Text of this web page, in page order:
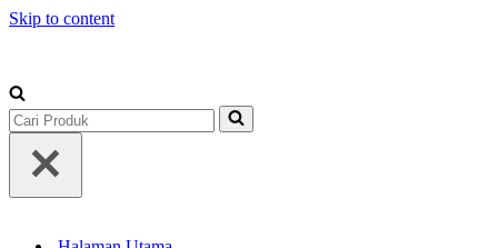
Skip to content
Search
for...